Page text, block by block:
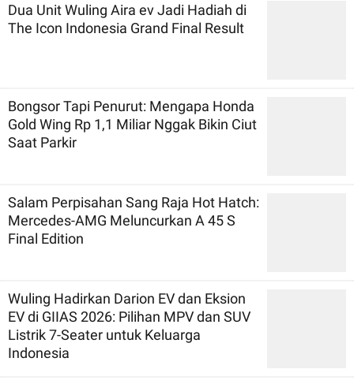
Dua Unit Wuling Aira ev Jadi Hadiah di
The Icon Indonesia Grand Final Result
Bongsor Tapi Penurut: Mengapa Honda
Gold Wing Rp 1,1 Miliar Nggak Bikin Ciut
Saat Parkir
Salam Perpisahan Sang Raja Hot Hatch:
Mercedes-AMG Meluncurkan A 45 S
Final Edition
Wuling Hadirkan Darion EV dan Eksion
EV di GIIAS 2026: Pilihan MPV dan SUV
Listrik 7-Seater untuk Keluarga
Indonesia